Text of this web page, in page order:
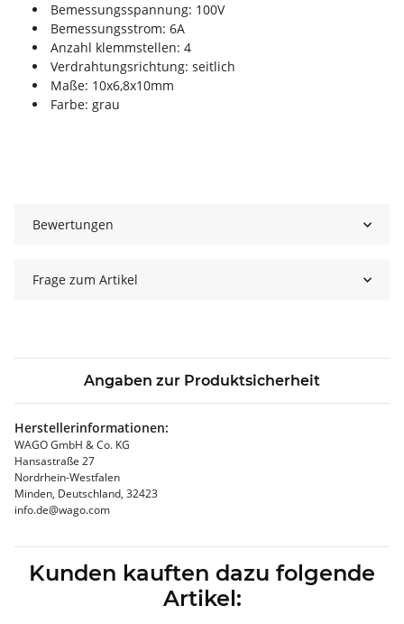
Bemessungsspannung: 100V
Bemessungsstrom: 6A
Anzahl klemmstellen: 4
Verdrahtungsrichtung: seitlich
Maße: 10x6,8x10mm
Farbe: grau
Bewertungen
Frage zum Artikel
Angaben zur Produktsicherheit
Herstellerinformationen:
WAGO GmbH & Co. KG
Hansastraße 27
Nordrhein-Westfalen
Minden, Deutschland, 32423
info.de@wago.com
Kunden kauften dazu folgende
Artikel: